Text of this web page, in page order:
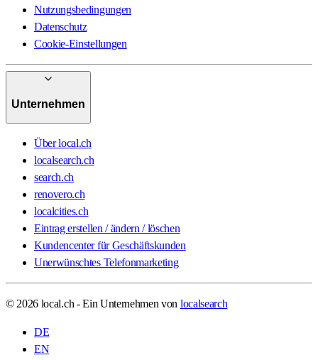
Nutzungsbedingungen
Datenschutz
Cookie-Einstellungen
Unternehmen
Über local.ch
localsearch.ch
search.ch
renovero.ch
localcities.ch
Eintrag erstellen / ändern / löschen
Kundencenter für Geschäftskunden
Unerwünschtes Telefonmarketing
© 2026 local.ch - Ein Unternehmen von localsearch
DE
EN